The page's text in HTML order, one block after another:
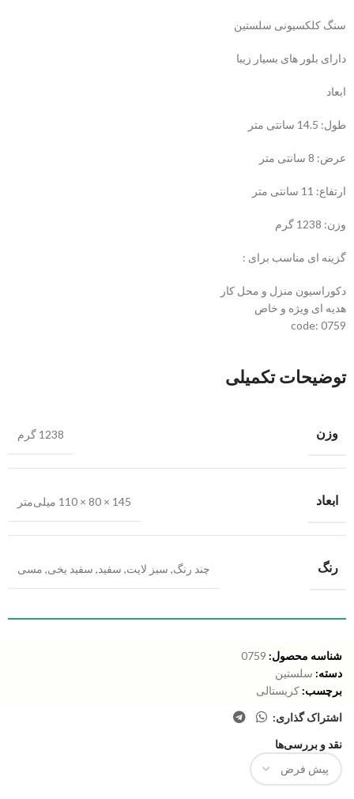
سنگ کلکسیونی سلستین
دارای بلور های بسیار زیبا
ابعاد
طول: 14.5 سانتی متر
عرض: 8 سانتی متر
ارتفاع: 11 سانتی متر
وزن: 1238 گرم
گزینه ای مناسب برای :
دکوراسیون منزل و محل کار
هدیه ای ویژه و خاص
code: 0759
توضیحات تکمیلی
وزن 1238 گرم
ابعاد 145 × 80 × 110 میلی‌متر
رنگ چند رنگ, سبز لایت, سفید, سفید یخی, مسی
شناسه محصول: 0759
دسته: سلستین
برچسب: کریستالی
اشتراک گذاری:
نقد و بررسی‌ها